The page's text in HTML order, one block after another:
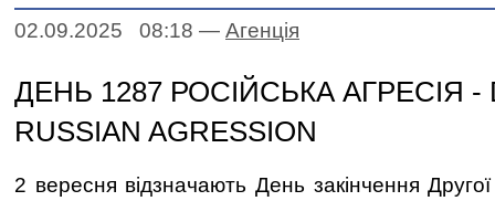
02.09.2025 08:18 — Агенцiя
ДЕНЬ 1287 РОСІЙСЬКА АГРЕСІЯ -
RUSSIAN AGRESSION
2 вересня відзначають День закінчення Другої